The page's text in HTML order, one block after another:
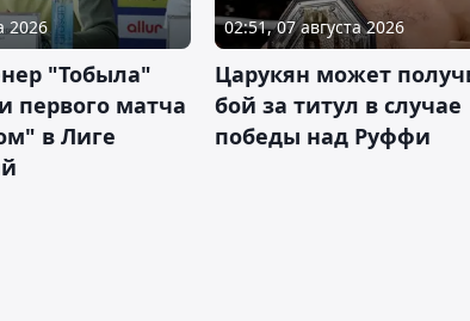
2026
"Тобыла"
первого матча
в Лиге
02:51, 07 августа 2026
Царукян может
бой за титул в случае
победы над Руффи